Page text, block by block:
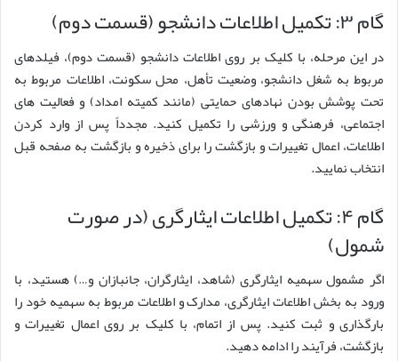
گام ۳: تکمیل اطلاعات دانشجو (قسمت دوم)
در این مرحله، با کلیک بر روی اطلاعات دانشجو (قسمت دوم)، فیلدهای
مربوط به شغل دانشجو، وضعیت تأهل، محل سکونت، اطلاعات مربوط به
تحت پوشش بودن نهادهای حمایتی (مانند کمیته امداد) و فعالیت های
اجتماعی، فرهنگی و ورزشی را تکمیل کنید. مجدداً پس از وارد کردن
اطلاعات، اعمال تغییرات و بازگشت را برای ذخیره و بازگشت به صفحه قبل
انتخاب نمایید.
گام ۴: تکمیل اطلاعات ایثارگری (در صورت
شمول)
اگر مشمول سهمیه ایثارگری (شاهد، ایثارگران، جانبازان و…) هستید، با
ورود به بخش اطلاعات ایثارگری، مدارک و اطلاعات مربوط به سهمیه خود را
بارگذاری و ثبت کنید. پس از اتمام، با کلیک بر روی اعمال تغییرات و
بازگشت، فرآیند را ادامه دهید.